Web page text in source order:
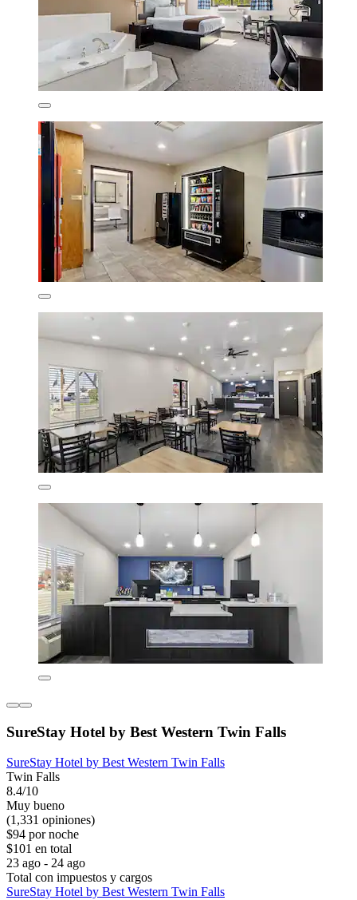
SureStay Hotel by Best Western Twin Falls
SureStay Hotel by Best Western Twin Falls
Twin Falls
8.4/10
Muy bueno
(1,331 opiniones)
$94 por noche
$101 en total
23 ago - 24 ago
Total con impuestos y cargos
SureStay Hotel by Best Western Twin Falls